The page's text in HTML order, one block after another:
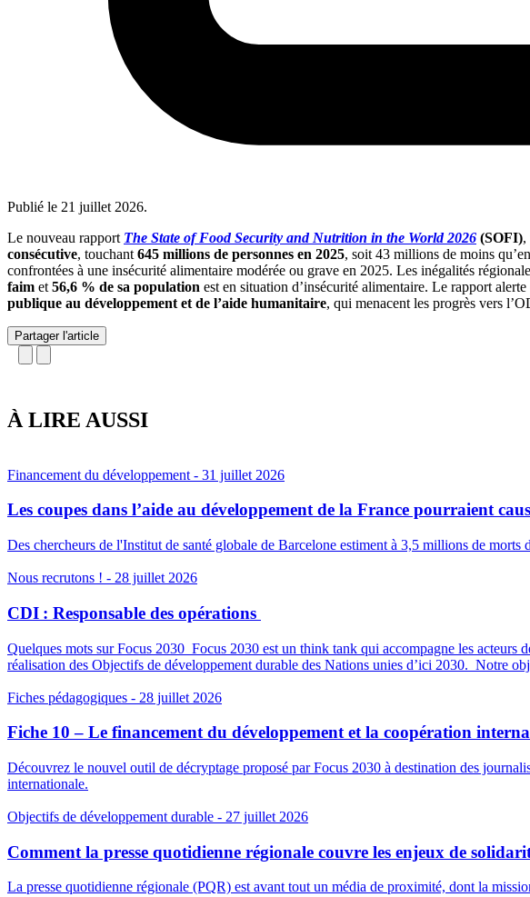
Publié le 21 juillet 2026.
Le nouveau rapport The State of Food Security and Nutrition in the World 2026 (SOFI),
consécutive, touchant 645 millions de personnes en 2025, soit 43 millions de moins
confrontées à une insécurité alimentaire modérée ou grave en 2025. Les inégalités
faim et 56,6 % de sa population est en situation d’insécurité alimentaire. Le rapport
publique au développement et de l’aide humanitaire, qui menacent les progrès vers
Partager l'article
À LIRE AUSSI
Financement du développement - 31 juillet 2026
Les coupes dans l’aide au développement de la France pourraient
Des chercheurs de l'Institut de santé globale de Barcelone estiment à 3,5 millions de
Nous recrutons ! - 28 juillet 2026
CDI : Responsable des opérations
Quelques mots sur Focus 2030 Focus 2030 est un think tank qui accompagne les
réalisation des Objectifs de développement durable des Nations unies d’ici 2030. Notre
Fiches pédagogiques - 28 juillet 2026
Fiche 10 – Le financement du développement et la coopération
Découvrez le nouvel outil de décryptage proposé par Focus 2030 à destination des
internationale.
Objectifs de développement durable - 27 juillet 2026
Comment la presse quotidienne régionale couvre les enjeux de
La presse quotidienne régionale (PQR) est avant tout un média de proximité, dont la